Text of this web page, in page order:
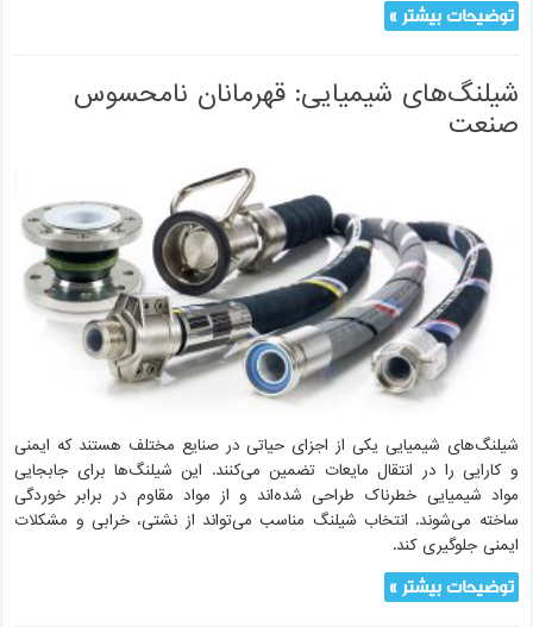
توضیحات بیشتر »
شیلنگ‌های شیمیایی: قهرمانان نامحسوس
صنعت
شیلنگ‌های شیمیایی یکی از اجزای حیاتی در صنایع مختلف هستند که ایمنی
و کارایی را در انتقال مایعات تضمین می‌کنند. این شیلنگ‌ها برای جابجایی
مواد شیمیایی خطرناک طراحی شده‌اند و از مواد مقاوم در برابر خوردگی
ساخته می‌شوند. انتخاب شیلنگ مناسب می‌تواند از نشتی، خرابی و مشکلات
ایمنی جلوگیری کند.
توضیحات بیشتر »